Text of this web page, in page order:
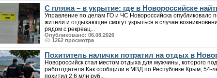
С пляжа – в укрытие: где в Новороссийске
Управление по делам ГО и ЧС Новороссийска опубликовало
жители и отдыхающие смогут укрыться в случае
рядом с рекреац...
Опубликовано: 06.08.2026
1262 просмотра
Похититель налички потратил на отдых в
Новороссийск стал местом отдыха для мужчины, которого
работодателя.Как сообщили в МВД по Республике Крым, 54-
похитил 2,6 млн руб...